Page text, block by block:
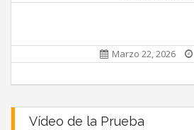
Marzo 22, 2026
Vídeo de la Prueba